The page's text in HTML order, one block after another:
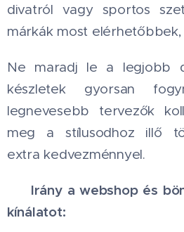
divatról vagy sportos
márkák most elérhetőbbek,
Ne maradj le a legjobb
készletek gyorsan
legnevesebb tervezők
meg a stílusodhoz illő
extra kedvezménnyel.
Irány a webshop és
kínálatot: